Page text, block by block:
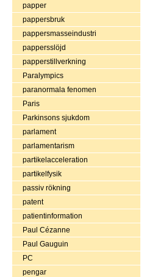
papper
pappersbruk
pappersmasseindustri
pappersslöjd
papperstillverkning
Paralympics
paranormala fenomen
Paris
Parkinsons sjukdom
parlament
parlamentarism
partikelacceleration
partikelfysik
passiv rökning
patent
patientinformation
Paul Cézanne
Paul Gauguin
PC
pengar